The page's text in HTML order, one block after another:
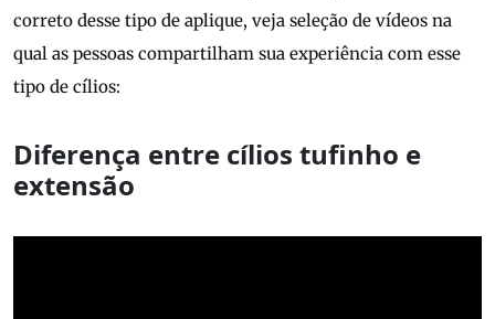
correto desse tipo de aplique, veja seleção de vídeos na
qual as pessoas compartilham sua experiência com esse
tipo de cílios:
Diferença entre cílios tufinho e
extensão